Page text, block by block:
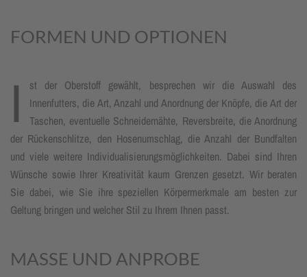
FORMEN UND OPTIONEN
I
st der Oberstoff gewählt, besprechen wir die Auswahl des
Innenfutters, die Art, Anzahl und Anord­nung der Knöpfe, die Art der
Taschen, eventuelle Schneider­nähte, Revers­breite, die Anord­nung
der Rücken­schlitze, den Hosen­umschlag, die Anzahl der Bundfalten
und viele weitere Indivi­dua­lisierungs­möglich­keiten. Dabei sind Ihren
Wünsche sowie Ihrer Kreativität kaum Grenzen gesetzt. Wir beraten
Sie dabei, wie Sie ihre speziellen Körpermerk­male am besten zur
Geltung bringen und welcher Stil zu Ihrem Ihnen passt.
MASSE UND ANPROBE